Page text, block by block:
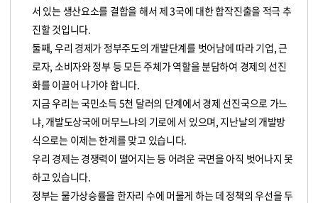
서 있는 생산요소를 결합을 해서 제 3국에 대한 합작진출을 적극 추
진할 것입니다.
둘째, 우리 경제가 정부주도의 개발단계를 벗어남에 따라 기업, 근
로자, 소비자와 정부 등 모든 주체가 역할을 분담하여 경제의 선진
화를 이끌어 나가야 합니다.
지금 우리는 국민소득 5천 달러의 단계에서 경제 선진국으로 가느
냐, 개발도상국에 머무느냐의 기로에 서 있으며, 지난날의 개발방
식으로는 이제는 한계를 맞고 있습니다.
우리 경제는 경쟁력이 떨어지는 등 어려운 국면을 아직 벗어나지 못
하고 있습니다.
정부는 물가상승률을 한자리 수에 머물게 하는 데 정책의 우선을 두